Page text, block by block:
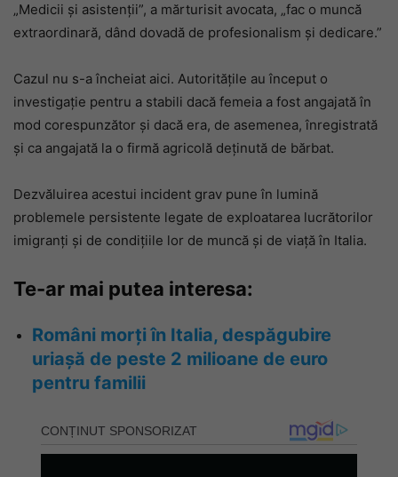
„Medicii și asistenții”, a mărturisit avocata, „fac o muncă
extraordinară, dând dovadă de profesionalism și dedicare.”
Cazul nu s-a încheiat aici. Autoritățile au început o
investigație pentru a stabili dacă femeia a fost angajată în
mod corespunzător și dacă era, de asemenea, înregistrată
și ca angajată la o firmă agricolă deținută de bărbat.
Dezvăluirea acestui incident grav pune în lumină
problemele persistente legate de exploatarea lucrătorilor
imigranți și de condițiile lor de muncă și de viață în Italia.
Te-ar mai putea interesa:
Români morți în Italia, despăgubire
uriașă de peste 2 milioane de euro
pentru familii